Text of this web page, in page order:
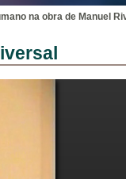
na obra de Manuel